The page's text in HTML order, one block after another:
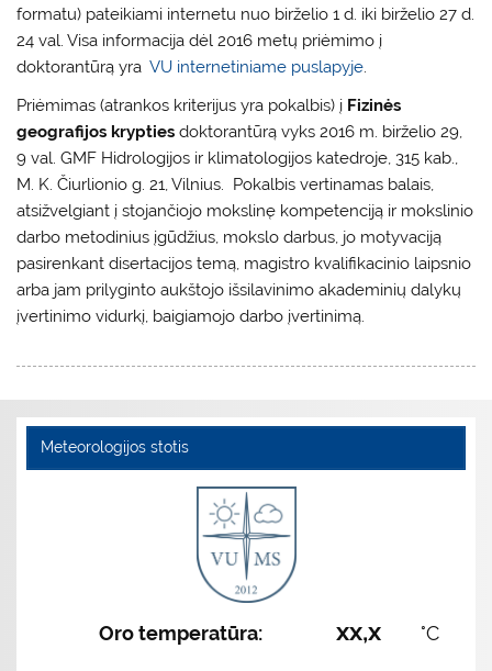
formatu) pateikiami internetu nuo birželio 1 d. iki birželio 27 d.
24 val. Visa informacija dėl 2016 metų priėmimo į
doktorantūrą yraVU internetiniame puslapyje.
Priėmimas (atrankos kriterijus yra pokalbis) į Fizinės
geografijos kryptiesdoktorantūrą vyks 2016 m. birželio 29,
9 val. GMF Hidrologijos ir klimatologijos katedroje, 315 kab.,
M. K. Čiurlionio g. 21, Vilnius. Pokalbis vertinamas balais,
atsižvelgiant į stojančiojo mokslinę kompetenciją ir mokslinio
darbo metodinius įgūdžius, mokslo darbus, jo motyvaciją
pasirenkant disertacijos temą, magistro kvalifikacinio laipsnio
arba jam prilyginto aukštojo išsilavinimo akademinių dalykų
įvertinimo vidurkį, baigiamojo darbo įvertinimą.
Meteorologijos stotis
Oro temperatūra: xx,x °C